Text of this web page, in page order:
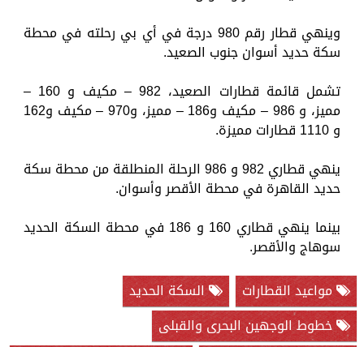
وينهي قطار رقم 980 درجة في أي بي رحلته في محطة
سكة حديد أسوان جنوب الصعيد.
تشمل قائمة قطارات الصعيد، 982 – مكيف و 160 –
مميز، و 986 – مكيف و186 – مميز، و970 – مكيف و162
و 1110 قطارات مميزة.
ينهي قطاري 982 و 986 الرحلة المنطلقة من محطة سكة
حديد القاهرة في محطة الأقصر وأسوان.
بينما ينهي قطاري 160 و 186 في محطة السكة الحديد
سوهاج والأقصر.
مواعيد القطارات
السكة الحديد
خطوط الوجهين البحرى والقبلى